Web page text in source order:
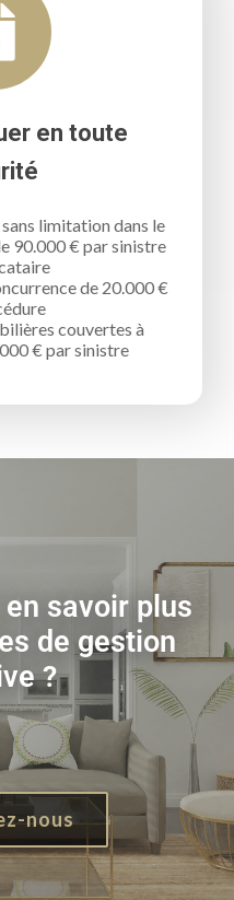
en toute
limitation dans le
90.000 € par sinistre
de 20.000 €
couvertes à
€ par sinistre
savoir plus
de gestion
?
nous